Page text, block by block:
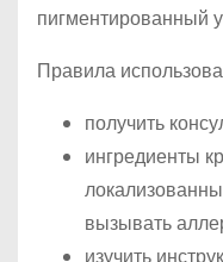
пигментированный
Правила
получить
ингредиенты
вызывать